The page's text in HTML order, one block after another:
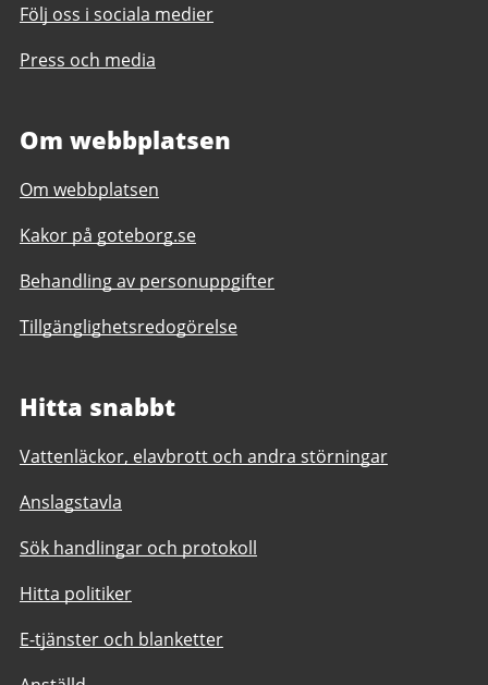
Följ oss i sociala medier
Press och media
Om webbplatsen
Om webbplatsen
Kakor på goteborg.se
Behandling av personuppgifter
Tillgänglighetsredogörelse
Hitta snabbt
Vattenläckor, elavbrott och andra störningar
Anslagstavla
Sök handlingar och protokoll
Hitta politiker
E-tjänster och blanketter